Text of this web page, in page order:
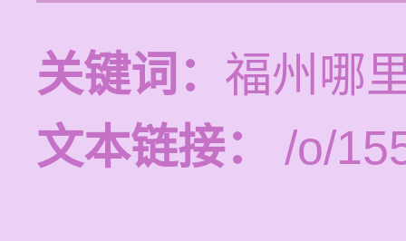
关键词： 福州哪
文本链接：
/o/